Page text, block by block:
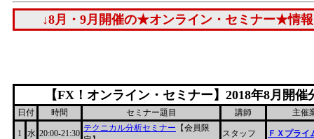
↓8月・9月開催の★オンライン・セミナー★情
【FX！オンライン・セミナー】2018年8月開催
日付 時間 セミナー題目 講師 主催
1 水 20:00-21:30
テクニカル分析セミナー 【会員限
スタッフ ＦＸプライ